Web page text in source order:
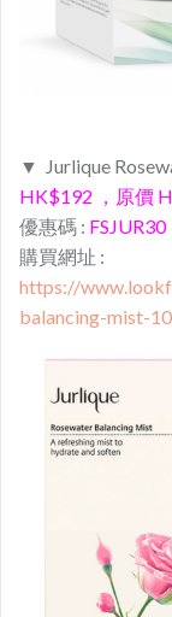
▼ Jurlique
HK$192 ，原價
優惠碼 : FSJUR30
購買網址 :
https://
balancing-mist-